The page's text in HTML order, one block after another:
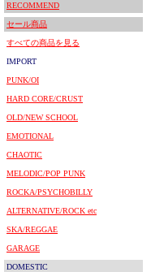
RECOMMEND
セール商品
すべての商品を見る
IMPORT
PUNK/OI
HARD CORE/CRUST
OLD/NEW SCHOOL
EMOTIONAL
CHAOTIC
MELODIC/POP PUNK
ROCKA/PSYCHOBILLY
ALTERNATIVE/ROCK etc
SKA/REGGAE
GARAGE
DOMESTIC